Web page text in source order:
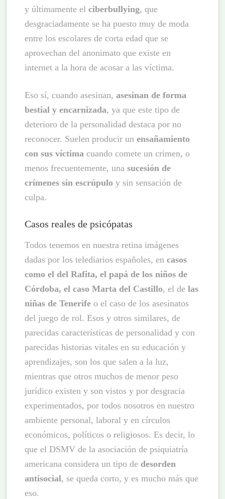
y últimamente elciberbullying, que
desgraciadamente se ha puesto muy de moda
entre los escolares de corta edad que se
aprovechan del anonimato que existe en
internet a la hora de acosar a las víctima.
Eso sí, cuando asesinan,asesinan de forma
bestial y encarnizada, ya que este tipo de
deterioro de la personalidad destaca por no
reconocer. Suelen producir unensañamiento
con sus víctima cuando comete un crimen, o
menos frecuentemente, unasucesión de
crímenes sin escrúpulo y sin sensación de
culpa.
Casos reales de psicópatas
Todos tenemos en nuestra retina imágenes
dadas por los telediarios españoles, encasos
como el del Rafita, el papá de los niños de
Córdoba, el caso Marta del Castillo, el de las
niñas de Tenerife o el caso de los asesinatos
del juego de rol. Esos y otros similares, de
parecidas características de personalidad y con
parecidas historias vitales en su educación y
aprendizajes, son los que salen a la luz,
mientras que otros muchos de menor peso
jurídico existen y son vistos y por desgracia
experimentados, por todos nosotros en nuestro
ambiente personal, laboral y en círculos
económicos, políticos o religiosos. Es decir, lo
que el DSMV de la asociación de psiquiatría
americana considera un tipo dedesorden
antisocial, se queda corto, y es mucho más que
eso.